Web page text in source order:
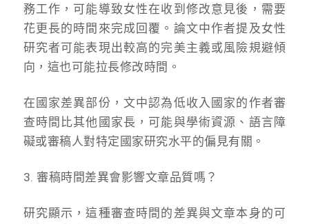
務工作，可能導致女性在收到修改意見後，需要
花更長的時間來完成回覆。論文中作者提及女性
研究者可能表現出較高的完美主義或風險規避傾
向，這也可能拉長修改時間。
在國家差異部份，文中認為低收入國家的作者審
查時間比其他國家長，可能與學術資源、語言障
礙或審稿人對特定國家研究水平的偏見有關。
3. 審稿時間差異會影響文章品質嗎？
研究顯示，這種審查時間的差異與文章本身的可